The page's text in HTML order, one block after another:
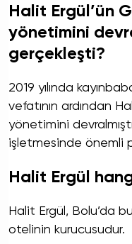
Halit Ergül’ün
yönetimini
gerçekleşti?
2019 yılında
vefatının ardından
yönetimini
işletmesinde önemli
Halit Ergül
Halit Ergül, Bolu’da
otelinin kurucusudur.